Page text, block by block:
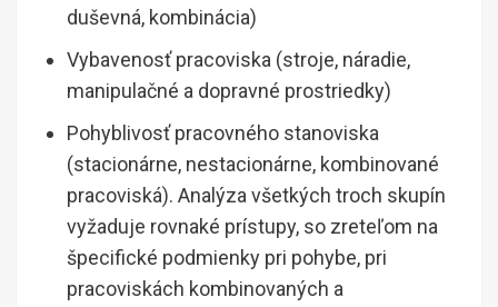
duševná, kombinácia)
Vybavenosť pracoviska (stroje, náradie,
manipulačné a dopravné prostriedky)
Pohyblivosť pracovného stanoviska
(stacionárne, nestacionárne, kombinované
pracoviská). Analýza všetkých troch skupín
vyžaduje rovnaké prístupy, so zreteľom na
špecifické podmienky pri pohybe, pri
pracoviskách kombinovaných a